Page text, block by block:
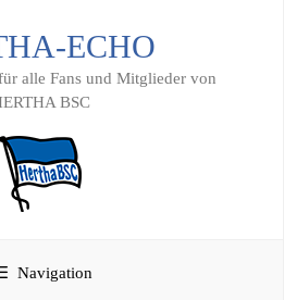
ECHO
alle Fans und Mitglieder von
BSC
Navigation